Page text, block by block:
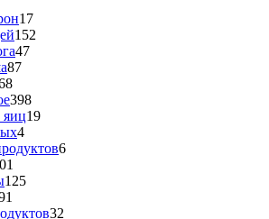
17
152
47
87
398
яиц19
4
6
125
32